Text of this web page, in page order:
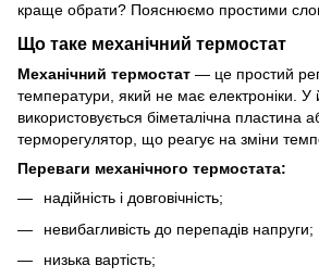
краще обрати? Пояснюємо простими
Що таке механічний термостат
Механічний термостат — це простий
температури, який не має електроніки. У
використовується біметалічна пластина
терморегулятор, що реагує на зміни
Переваги механічного термостата:
надійність і довговічність;
невибагливість до перепадів напруги;
низька вартість;